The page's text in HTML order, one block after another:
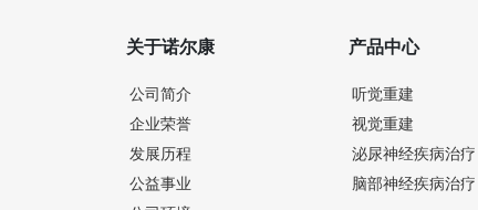
关于诺尔康
公司简介
企业荣誉
发展历程
公益事业
产品中心
听觉重建
视觉重建
泌尿神经疾病治疗
脑部神经疾病治疗